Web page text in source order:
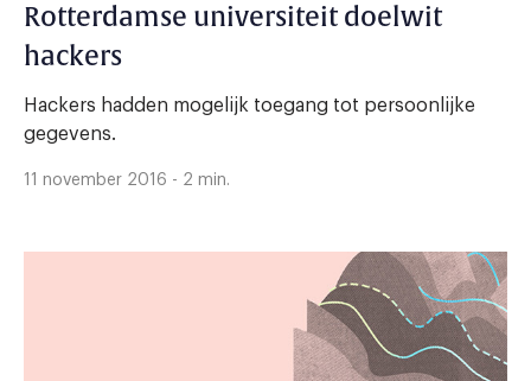
Rotterdamse universiteit doelwit
hackers
Hackers hadden mogelijk toegang tot persoonlijke
gegevens.
11 november 2016 - 2 min.